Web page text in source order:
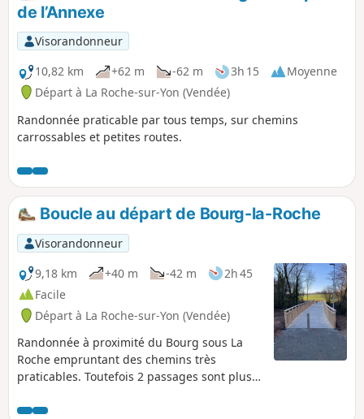
de l’Annexe
Visorandonneur
10,82 km
+62 m -62 m 3h 15
Moyenne
Départ à La Roche-sur-Yon (Vendée)
Randonnée praticable par tous temps, sur chemins
carrossables et petites routes.
Boucle au départ de Bourg-la-Roche
Visorandonneur
9,18 km
+40 m -42 m
2h 45
Facile
Départ à La Roche-sur-Yon (Vendée)
Randonnée à proximité du Bourg sous La
Roche empruntant des chemins très
praticables. Toutefois 2 passages sont plus
poussette et personnes âgées. Prenez le